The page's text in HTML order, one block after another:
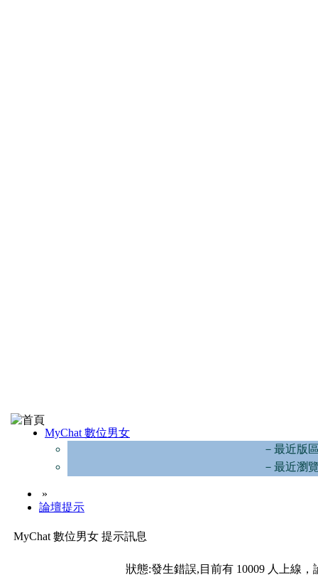
MyChat 數位男女
－最近版
－最近瀏
»
論壇提示
MyChat 數位男女 提示訊息
狀態:發生錯誤,目前有 10009 人上線